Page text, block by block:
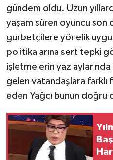
gündem oldu. Uzun
yaşam süren oyuncu son
gurbetçilere yönelik
politikalarına sert tepki
işletmelerin yaz aylarında
gelen vatandaşlara farklı
eden Yağcı bunun doğru